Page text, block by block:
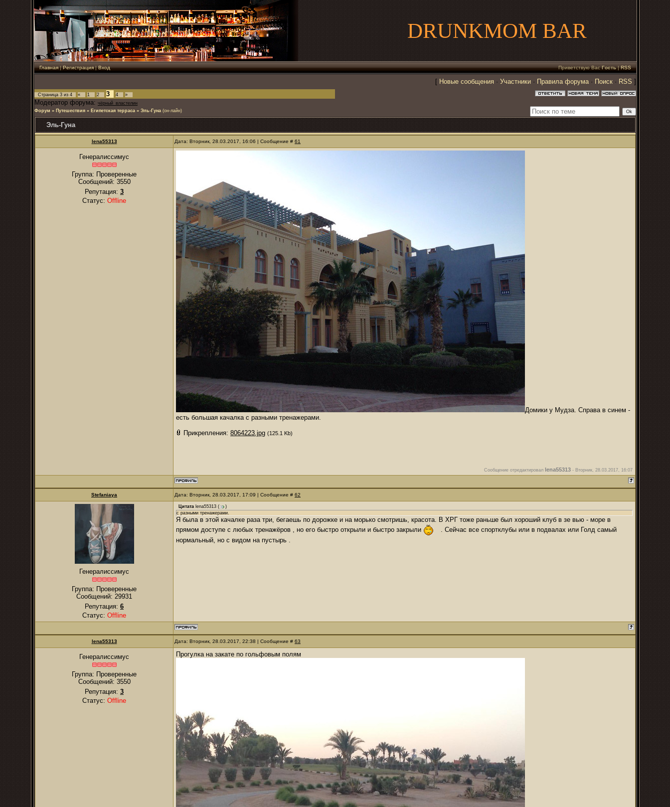
DRUNKMOM BAR
Главная|Регистрация|Вход Приветствую Вас Гость|RSS
[ Новые сообщения · Участники · Правила форума· Поиск · RSS ]
Страница 3 из 4 « 1 2 3 4 »
Модератор форума: чёрный_властелин
Форум » Путешествия » Египетская терраса » Эль-Гуна (он-лайн)
Эль-Гуна
lena55313 Дата: Вторник, 28.03.2017, 16:06 | Сообщение # 61
Генералиссимус
Группа: Проверенные
Сообщений: 3550
Репутация: 3
Статус: Offline
Домики у Мудза. Справа в синем -
есть большая качалка с разными тренажерами.
Прикрепления: 8064223.jpg (125.1 Kb)
Сообщение отредактировал lena55313 - Вторник, 28.03.2017, 16:07
Stefaniaya Дата: Вторник, 28.03.2017, 17:09 | Сообщение # 62
Генералиссимус
Группа: Проверенные
Сообщений: 29931
Репутация: 6
Статус: Offline
Цитата lena55313 (
)
с разными тренажерами.
Я была в этой качалке раза три, бегаешь по дорожке и на морько смотришь, красота. В ХРГ тоже раньше был хороший клуб в зе вью - море в
прямом доступе с любых тренажёров , но его быстро открыли и быстро закрыли
. Сейчас все спортклубы или в подвалах или Голд самый
нормальный, но с видом на пустырь .
lena55313 Дата: Вторник, 28.03.2017, 22:38 | Сообщение # 63
Генералиссимус
Группа: Проверенные
Сообщений: 3550
Репутация: 3
Статус: Offline
Прогулка на закате по гольфовым полям